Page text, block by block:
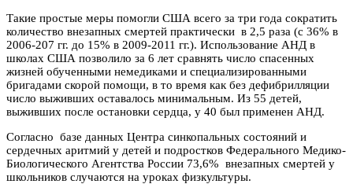
Такие простые меры помогли США всего за три года сократить
количество внезапных смертей практически в 2,5 раза (с 36% в
2006-207 гг. до 15% в 2009-2011 гг.). Использование АНД в
школах США позволило за 6 лет сравнять число спасенных
жизней обученными немедиками и специализированными
бригадами скорой помощи, в то время как без дефибрилляции
число выживших оставалось минимальным. Из 55 детей,
выживших после остановки сердца, у 40 был применен АНД.
Согласно базе данных Центра синкопальных состояний и
сердечных аритмий у детей и подростков Федерального Медико-
Биологического Агентства России 73,6% внезапных смертей у
школьников случаются на уроках физкультуры.